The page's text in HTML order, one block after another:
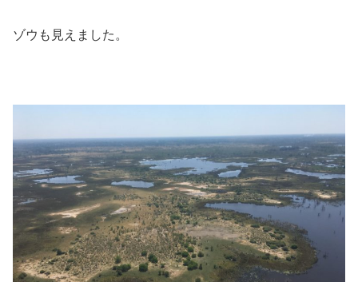
ゾウも見えました。